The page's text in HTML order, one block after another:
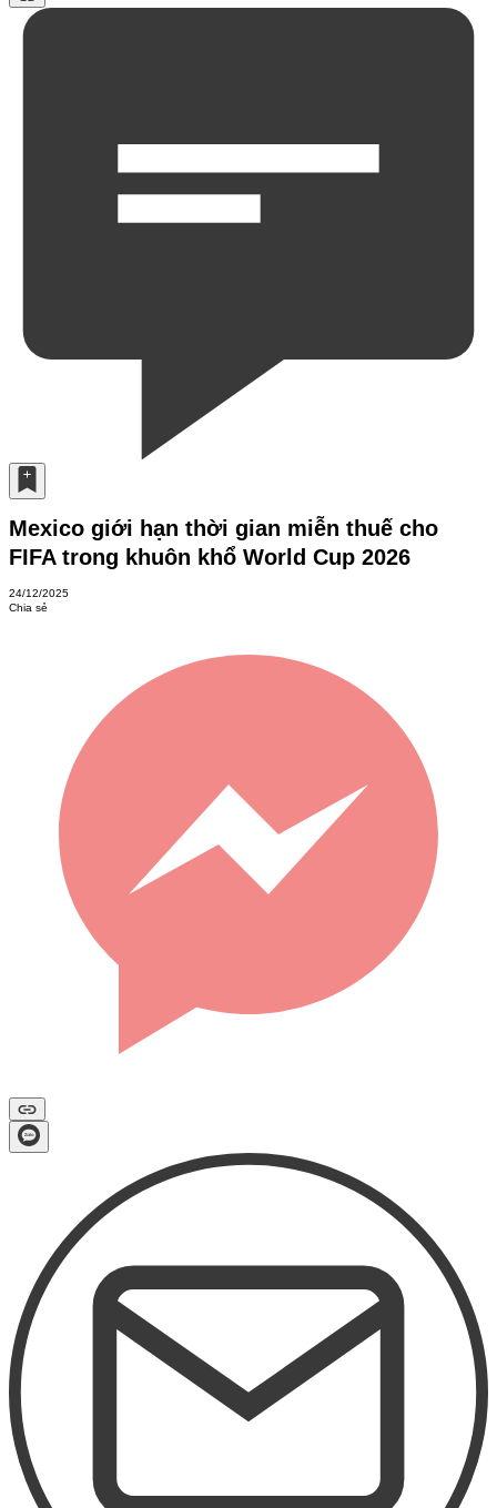
Mexico giới hạn thời gian miễn thuế cho
FIFA trong khuôn khổ World Cup 2026
24/12/2025
Chia sẻ